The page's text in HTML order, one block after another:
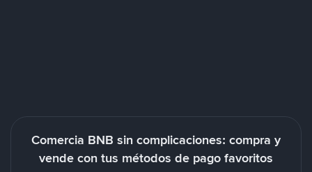
Comercia BNB sin complicaciones: compra y
vende con tus métodos de pago favoritos